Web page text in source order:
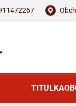
TITULKA